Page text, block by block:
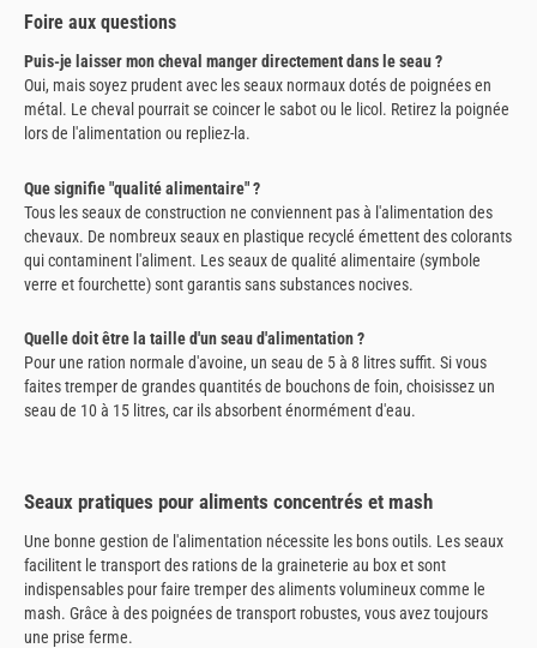
Foire aux questions
Puis-je laisser mon cheval manger directement dans le seau ?
Oui, mais soyez prudent avec les seaux normaux dotés de poignées en
métal. Le cheval pourrait se coincer le sabot ou le licol. Retirez la poignée
lors de l'alimentation ou repliez-la.
Que signifie "qualité alimentaire" ?
Tous les seaux de construction ne conviennent pas à l'alimentation des
chevaux. De nombreux seaux en plastique recyclé émettent des colorants
qui contaminent l'aliment. Les seaux de qualité alimentaire (symbole
verre et fourchette) sont garantis sans substances nocives.
Quelle doit être la taille d'un seau d'alimentation ?
Pour une ration normale d'avoine, un seau de 5 à 8 litres suffit. Si vous
faites tremper de grandes quantités de bouchons de foin, choisissez un
seau de 10 à 15 litres, car ils absorbent énormément d'eau.
Seaux pratiques pour aliments concentrés et mash
Une bonne gestion de l'alimentation nécessite les bons outils. Les seaux
facilitent le transport des rations de la graineterie au box et sont
indispensables pour faire tremper des aliments volumineux comme le
mash. Grâce à des poignées de transport robustes, vous avez toujours
une prise ferme.